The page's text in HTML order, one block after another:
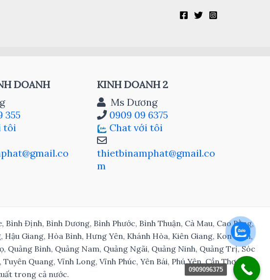
DOANH
355
tôi
KINH DOANH 2
Ms Dương
0909 09 6375
Chat với tôi
thietbinamphat@gmail.co
m
Định, Bình Dương, Bình Phước, Bình Thuận, Cà Mau, Cao Bằng,
Giang, Hòa Bình, Hưng Yên, Khánh Hòa, Kiên Giang, Kon Tum,
Quảng Bình, Quảng Nam, Quảng Ngãi, Quảng Ninh, Quảng Trị, Sóc
Quang, Vĩnh Long, Vĩnh Phúc, Yên Bái, Phú Yên, Cần Thơ, Đà
trong cả nước.
0909096375